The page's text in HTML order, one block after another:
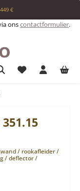
€
onscontactformulier.
Je hebt 0 items
/ rookafleider /
/ deflector /